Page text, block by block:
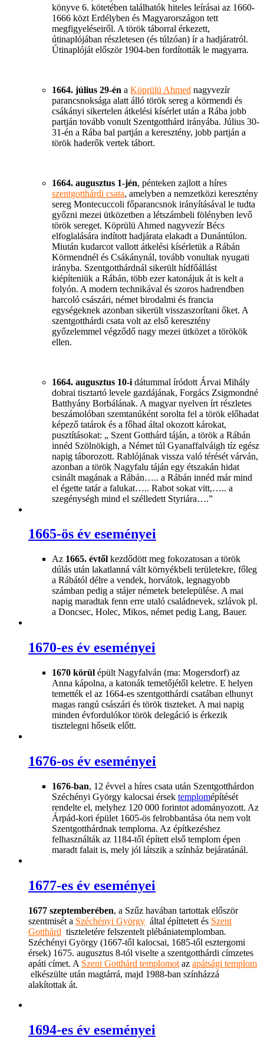
könyve 6. kötetében találhatók hiteles leírásai az 1660-
1666 közt Erdélyben és Magyarországon tett
megfigyeléseiről. A török táborral érkezett,
útinaplójában részletesen (és túlzóan) ír a hadjáratról.
Útinaplóját először 1904-ben fordították le magyarra.
1664. július 29-én a Köprülü Ahmed nagyvezír
parancsnoksága alatt álló török sereg a körmendi és
csákányi sikertelen átkelési kísérlet után a Rába jobb
partján tovább vonult Szentgotthárd irányába. Július 30-
31-én a Rába bal partján a keresztény, jobb partján a
török haderők vertek tábort.
1664. augusztus 1-jén, pénteken zajlott a híres
szentgotthárdi csata, amelyben a nemzetközi keresztény
sereg Montecuccoli főparancsnok irányításával le tudta
győzni mezei ütközetben a létszámbeli fölényben levő
török sereget. Köprülü Ahmed nagyvezír Bécs
elfoglalására indított hadjárata elakadt a Dunántúlon.
Miután kudarcot vallott átkelési kísérletük a Rábán
Körmendnél és Csákánynál, tovább vonultak nyugati
irányba. Szentgotthárdnál sikerült hídfőállást
kiépíteniük a Rábán, több ezer katonájuk át is kelt a
folyón. A modern technikával és szoros hadrendben
harcoló császári, német birodalmi és francia
egységeknek azonban sikerült visszaszorítani őket. A
szentgotthárdi csata volt az első keresztény
győzelemmel végződő nagy mezei ütközet a törökök
ellen.
1664. augusztus 10-i dátummal íródott Árvai Mihály
dobrai tisztartó levele gazdájának, Forgács Zsigmondné
Batthyány Borbálának. A magyar nyelven írt részletes
beszámolóban szemtanúként sorolta fel a török előhadat
képező tatárok és a főhad által okozott károkat,
pusztításokat: „ Szent Gotthárd táján, a török a Rábán
innéd Szölnökigh, a Német túl Gyanaffalváigh tíz egész
napig táborozott. Rablójának vissza való térését várván,
azonban a török Nagyfalu táján egy étszakán hidat
csinált magának a Rábán….. a Rábán innéd már mind
el égette tatár a falukat….. Rabot sokat vitt,….. a
szegénységh mind el szélledett Styriára….”
1665-ös év eseményei
Az 1665. évtől kezdődött meg fokozatosan a török
dúlás után lakatlanná vált környékbeli területekre, főleg
a Rábától délre a vendek, horvátok, legnagyobb
számban pedig a stájer németek betelepülése. A mai
napig maradtak fenn erre utaló családnevek, szlávok pl.
a Doncsec, Holec, Mikos, német pedig Lang, Bauer.
1670-es év eseményei
1670 körül épült Nagyfalván (ma: Mogersdorf) az
Anna kápolna, a katonák temetőjétől keletre. E helyen
temették el az 1664-es szentgotthárdi csatában elhunyt
magas rangú császári és török tiszteket. A mai napig
minden évfordulókor török delegáció is érkezik
tisztelegni hőseik előtt.
1676-os év eseményei
1676-ban, 12 évvel a híres csata után Szentgotthárdon
Széchényi György kalocsai érsek templomépítését
rendelte el, melyhez 120 000 forintot adományozott. Az
Árpád-kori épület 1605-ös felrobbantása óta nem volt
Szentgotthárdnak temploma. Az építkezéshez
felhasználták az 1184-től épített első templom épen
maradt falait is, mely jól látszik a színház bejáratánál.
1677-es év eseményei
1677 szeptemberében, a Szűz havában tartottak először
szentmisét a Széchényi György által építtetett és Szent
Gotthárd tiszteletére felszentelt plébániatemplomban.
Széchényi György (1667-től kalocsai, 1685-től esztergomi
érsek) 1675. augusztus 8-tól viselte a szentgotthárdi címzetes
apáti címet. A Szent Gotthárd templomot az apátsági templom
elkészülte után magtárrá, majd 1988-ban színházzá
alakítottak át.
1694-es év eseményei